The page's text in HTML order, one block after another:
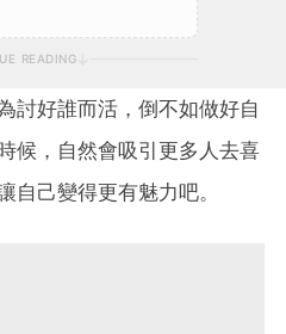
READING
討好誰而活，倒不如做好自
候，自然會吸引更多人去喜
自己變得更有魅力吧。